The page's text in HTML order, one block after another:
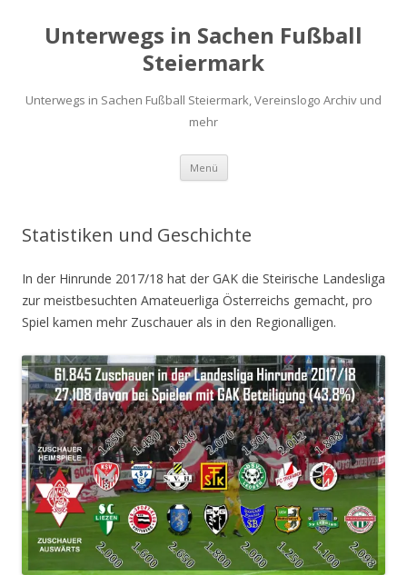
Unterwegs in Sachen Fußball
Steiermark
Unterwegs in Sachen Fußball Steiermark, Vereinslogo Archiv und
mehr
Menü Zum
springen
Statistiken und Geschichte
In der Hinrunde 2017/18 hat der GAK die Steirische Landesliga
zur meistbesuchten Amateuerliga Österreichs gemacht, pro
Spiel kamen mehr Zuschauer als in den Regionalligen.